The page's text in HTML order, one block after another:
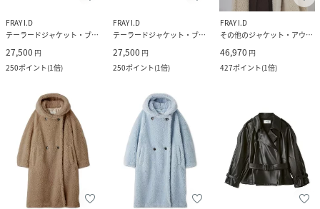
FRAY I.D
テーラードジャケット・ブレザー
27,500 円
250ポイント(1倍)
FRAY I.D
テーラードジャケット・ブレザー
27,500 円
250ポイント(1倍)
FRAY I.D
その他のジャケット・アウター
46,970 円
427ポイント(1倍)